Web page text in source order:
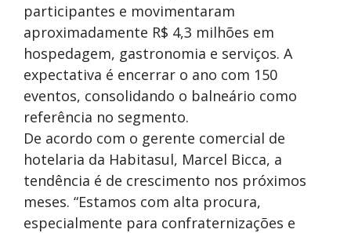
participantes e movimentaram
aproximadamente R$ 4,3 milhões em
hospedagem, gastronomia e serviços. A
expectativa é encerrar o ano com 150
eventos, consolidando o balneário como
referência no segmento.
De acordo com o gerente comercial de
hotelaria da Habitasul, Marcel Bicca, a
tendência é de crescimento nos próximos
meses. “Estamos com alta procura,
especialmente para confraternizações e